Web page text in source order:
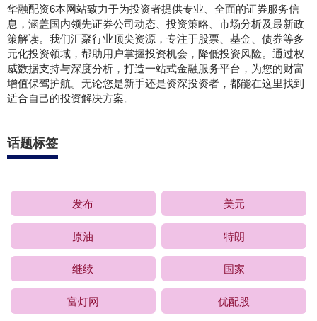
华融配资6本网站致力于为投资者提供专业、全面的证券服务信
息，涵盖国内领先证券公司动态、投资策略、市场分析及最新政
策解读。我们汇聚行业顶尖资源，专注于股票、基金、债券等多
元化投资领域，帮助用户掌握投资机会，降低投资风险。通过权
威数据支持与深度分析，打造一站式金融服务平台，为您的财富
增值保驾护航。无论您是新手还是资深投资者，都能在这里找到
适合自己的投资解决方案。
话题标签
发布 美元
原油 特朗
继续 国家
富灯网 优配股